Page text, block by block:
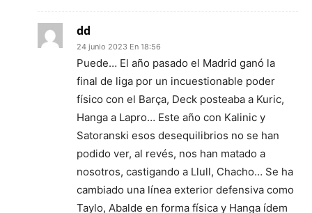
dd
24 junio 2023 En 18:56
Puede… El año pasado el Madrid ganó la
final de liga por un incuestionable poder
físico con el Barça, Deck posteaba a Kuric,
Hanga a Lapro… Este año con Kalinic y
Satoranski esos desequilibrios no se han
podido ver, al revés, nos han matado a
nosotros, castigando a Llull, Chacho… Se ha
cambiado una línea exterior defensiva como
Taylo, Abalde en forma física y Hanga ídem